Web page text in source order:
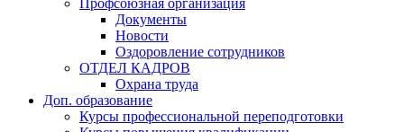
Профсоюзная организация
Документы
Новости
Оздоровление сотрудников
ОТДЕЛ КАДРОВ
Охрана труда
Доп. образование
Курсы профессиональной переподготовки